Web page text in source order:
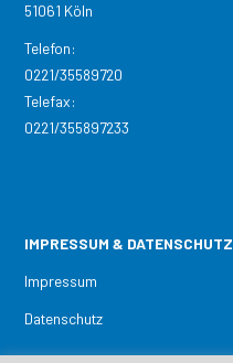
51061 Köln
Telefon:
0221/35589720
Telefax:
0221/355897233
IMPRESSUM & DATENSCHUTZ
Impressum
Datenschutz